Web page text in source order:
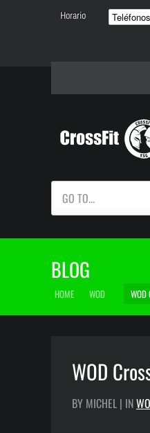
Horario
GO TO...
BLOG
HOME WOD WOD
WOD
BY MICHEL | IN